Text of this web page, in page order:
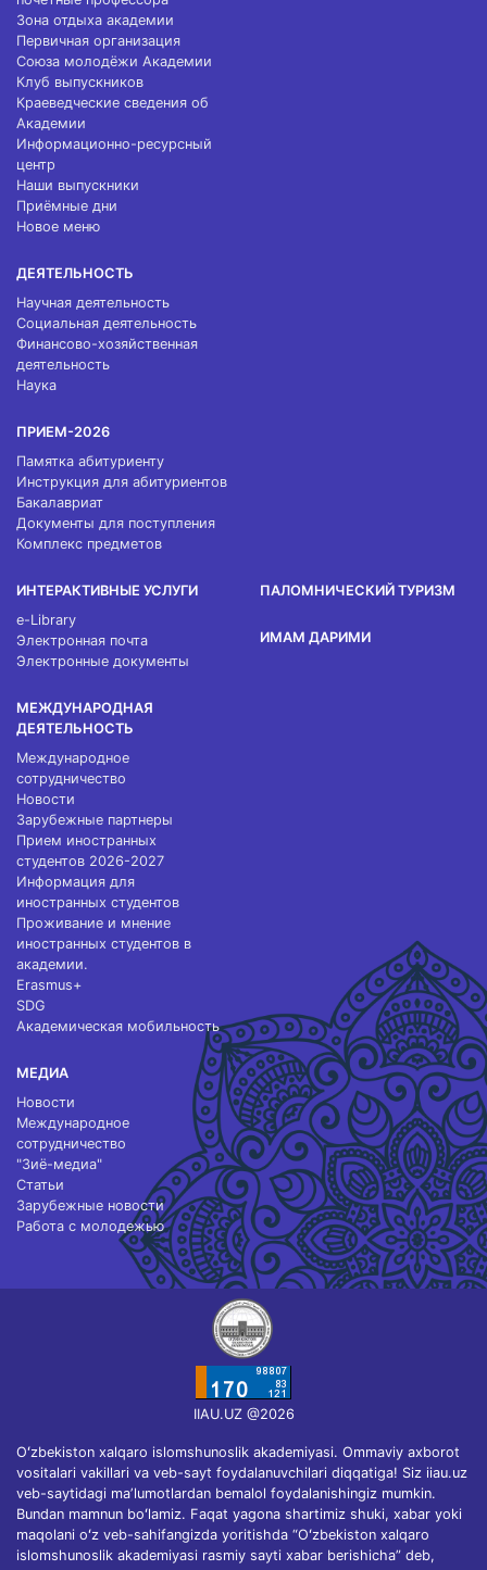
Зона отдыха академии
Первичная организация
Союза молодёжи Академии
Клуб выпускников
Краеведческие сведения об
Академии
Информационно-ресурсный
центр
Наши выпускники
Приёмные дни
Новое меню
ДЕЯТЕЛЬНОСТЬ
Научная деятельность
Социальная деятельность
Финансово-хозяйственная
деятельность
Наука
ПРИЕМ-2026
Памятка абитуриенту
Инструкция для абитуриентов
Бакалавриат
Документы для поступления
Комплекс предметов
ИНТЕРАКТИВНЫЕ УСЛУГИ
e-Library
Электронная почта
Электронные документы
МЕЖДУНАРОДНАЯ
ДЕЯТЕЛЬНОСТЬ
Международное
сотрудничество
Новости
Зарубежные партнеры
Прием иностранных
студентов 2026-2027
Информация для
иностранных студентов
Проживание и мнение
иностранных студентов в
академии.
Erasmus+
SDG
Академическая мобильность
МЕДИА
Новости
Международное
сотрудничество
"Зиё-медиа"
Статьи
Зарубежные новости
Работа с молодежью
ПАЛОМНИЧЕСКИЙ ТУРИЗМ
ИМАМ ДАРИМИ
IIAU.UZ @2026
Oʻzbekiston xalqaro islomshunoslik akademiyasi. Ommaviy axborot
vositalari vakillari va veb-sayt foydalanuvchilari diqqatiga! Siz iiau.uz
veb-saytidagi maʼlumotlardan bemalol foydalanishingiz mumkin.
Bundan mamnun boʻlamiz. Faqat yagona shartimiz shuki, xabar yoki
maqolani oʻz veb-sahifangizda yoritishda “Oʻzbekiston xalqaro
islomshunoslik akademiyasi rasmiy sayti xabar berishicha” deb,